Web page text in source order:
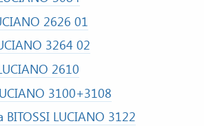
2626 01
3264 02
2610
3100+3108
LUCIANO 3122